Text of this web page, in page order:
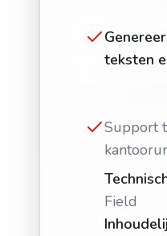
teksten
Support
Field